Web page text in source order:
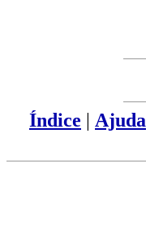
Índice | Ajuda